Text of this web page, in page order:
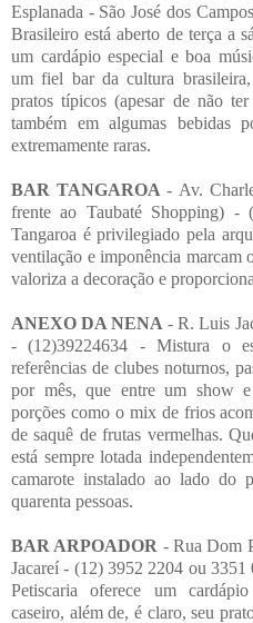
Esplanada - São José dos
Brasileiro está aberto de terça a
um cardápio especial e boa
um fiel bar da cultura
pratos típicos (apesar de não
também em algumas bebidas
extremamente raras.
BAR TANGAROA- Av.
frente ao Taubaté Shopping) -
Tangaroa é privilegiado pela
ventilação e imponência marcam
valoriza a decoração e
ANEXO DA NENA - R. Luis
- (12)39224634 - Mistura o
referências de clubes noturnos,
por mês, que entre um show
porções como o mix de frios
de saquê de frutas vermelhas.
está sempre lotada
camarote instalado ao lado do
quarenta pessoas.
BAR ARPOADOR - Rua Dom
Jacareí - (12) 3952 2204 ou
Petiscaria oferece um
caseiro, além de, é claro, seu